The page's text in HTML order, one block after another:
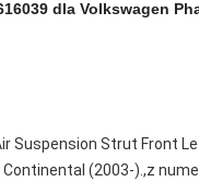
dla Volkswagen
Suspension Strut Front
(2003-).,z